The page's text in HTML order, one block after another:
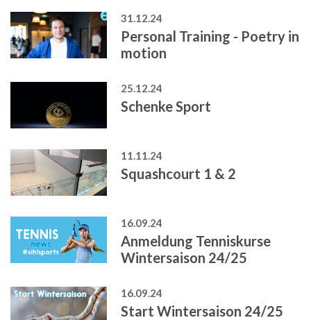
31.12.24
Personal Training - Poetry in
motion
25.12.24
Schenke Sport
11.11.24
Squashcourt 1 & 2
16.09.24
Anmeldung Tenniskurse
Wintersaison 24/25
16.09.24
Start Wintersaison 24/25